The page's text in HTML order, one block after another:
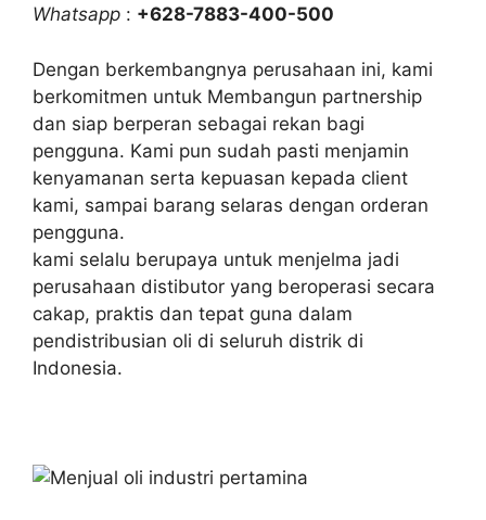
Whatsapp : +628-7883-400-500
Dengan berkembangnya perusahaan ini, kami
berkomitmen untuk Membangun partnership
dan siap berperan sebagai rekan bagi
pengguna. Kami pun sudah pasti menjamin
kenyamanan serta kepuasan kepada client
kami, sampai barang selaras dengan orderan
pengguna.
kami selalu berupaya untuk menjelma jadi
perusahaan distibutor yang beroperasi secara
cakap, praktis dan tepat guna dalam
pendistribusian oli di seluruh distrik di
Indonesia.